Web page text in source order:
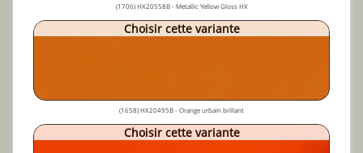
(1706) HX20558B - Metallic Yellow Gloss HX
Choisir cette variante
(1658) HX20495B - Orange urbain brillant
Choisir cette variante